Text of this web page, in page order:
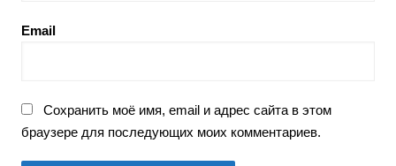
Email
Сохранить моё имя, email и адрес сайта в этом
браузере для последующих моих комментариев.